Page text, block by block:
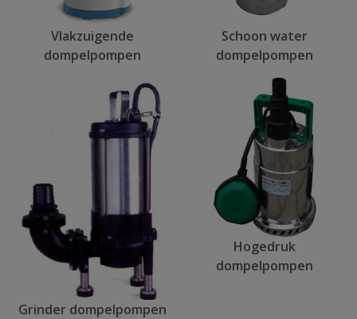
Vlakzuigende
dompelpompen
Schoon water
dompelpompen
Grinder dompelpompen
Hogedruk
dompelpompen